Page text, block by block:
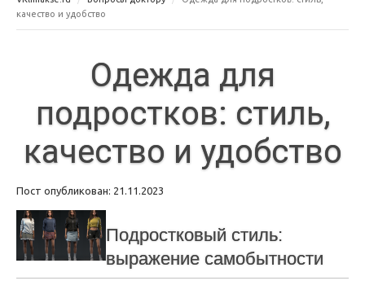
качество и удобство
Одежда для
подростков: стиль,
качество и удобство
Пост опубликован: 21.11.2023
Подростковый стиль:
выражение самобытности